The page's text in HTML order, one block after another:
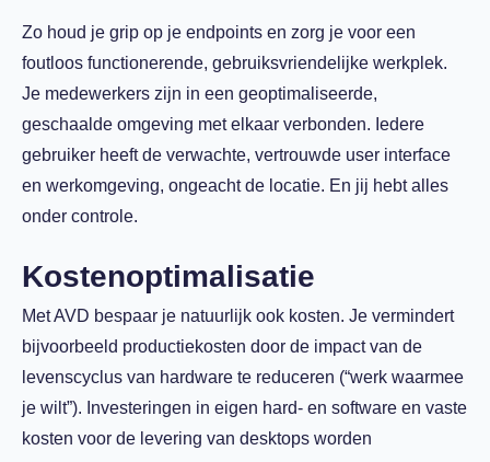
Zo houd je grip op je endpoints en zorg je voor een
foutloos functionerende, gebruiksvriendelijke werkplek.
Je medewerkers zijn in een geoptimaliseerde,
geschaalde omgeving met elkaar verbonden. Iedere
gebruiker heeft de verwachte, vertrouwde user interface
en werkomgeving, ongeacht de locatie. En jij hebt alles
onder controle.
Kostenoptimalisatie
Met AVD bespaar je natuurlijk ook kosten. Je vermindert
bijvoorbeeld productiekosten door de impact van de
levenscyclus van hardware te reduceren (“werk waarmee
je wilt”). Investeringen in eigen hard- en software en vaste
kosten voor de levering van desktops worden